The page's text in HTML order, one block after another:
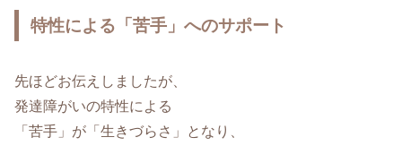
特性による「苦手」へのサポート
先ほどお伝えしましたが、
発達障がいの特性による
「苦手」が「生きづらさ」となり、